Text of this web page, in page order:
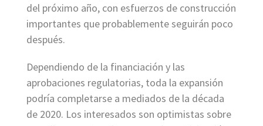
del próximo año, con esfuerzos de construcción
importantes que probablemente seguirán poco
después.
Dependiendo de la financiación y las
aprobaciones regulatorias, toda la expansión
podría completarse a mediados de la década
de 2020. Los interesados son optimistas sobre